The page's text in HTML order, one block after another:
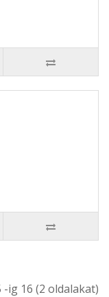
ig 16 (2 oldalakat)